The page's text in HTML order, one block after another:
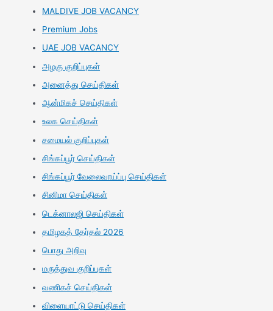
MALDIVE JOB VACANCY
Premium Jobs
UAE JOB VACANCY
அழகு குறிப்புகள்
அனைத்து செய்திகள்
ஆன்மிகச் செய்திகள்
உலக செய்திகள்
சமையல் குறிப்புகள்
சிங்கப்பூர் செய்திகள்
சிங்கப்பூர் வேலைவாய்ப்பு செய்திகள்
சினிமா செய்திகள்
டெக்னாலஜி செய்திகள்
தமிழகத் தேர்தல் 2026
பொது அறிவு
மருத்துவ குறிப்புகள்
வணிகச் செய்திகள்
விளையாட்டு செய்திகள்